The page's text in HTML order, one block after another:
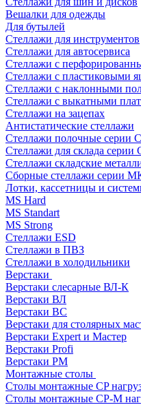
Вешалки для одежды
Для бутылей
Стеллажи для инструментов
Стеллажи для автосервиса
Стеллажи с
Стеллажи с пластиковыми
Стеллажи с наклонными
Стеллажи с выкатными
Стеллажи на зацепах
Антистатические стеллажи
Стеллажи полочные серии
Стеллажи для склада
Стеллажи складские
Сборные стеллажи серии
Лотки, кассетницы и
MS Hard
MS Standart
MS Strong
Стеллажи ESD
Стеллажи в ПВЗ
Стеллажи в холодильники
Верстаки
Верстаки слесарные ВЛ-К
Верстаки ВЛ
Верстаки ВС
Верстаки для столярных
Верстаки Expert и Мастер
Верстаки Profi
Верстаки РМ
Монтажные столы
Столы монтажные СP
Столы монтажные СР-М